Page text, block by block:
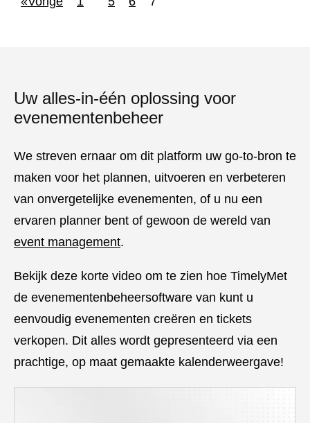
Uw alles-in-één oplossing voor
evenementenbeheer
We streven ernaar om dit platform uw go-to-bron te
maken voor het plannen, uitvoeren en verbeteren
van onvergetelijke evenementen, of u nu een
ervaren planner bent of gewoon de wereld van
event management.
Bekijk deze korte video om te zien hoe TimelyMet
de evenementenbeheersoftware van kunt u
eenvoudig evenementen creëren en tickets
verkopen. Dit alles wordt gepresenteerd via een
prachtige, op maat gemaakte kalenderweergave!